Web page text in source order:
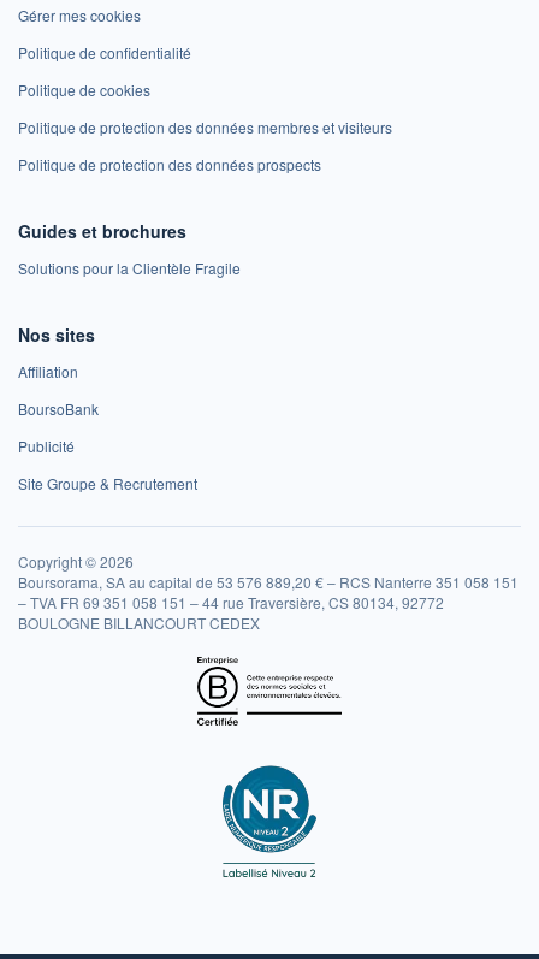
Gérer mes cookies
Politique de confidentialité
Politique de cookies
Politique de protection des données membres et visiteurs
Politique de protection des données prospects
Guides et brochures
Solutions pour la Clientèle Fragile
Nos sites
Affiliation
BoursoBank
Publicité
Site Groupe & Recrutement
Copyright © 2026
Boursorama, SA au capital de 53 576 889,20 € – RCS Nanterre 351 058 151
– TVA FR 69 351 058 151 – 44 rue Traversière, CS 80134, 92772
BOULOGNE BILLANCOURT CEDEX